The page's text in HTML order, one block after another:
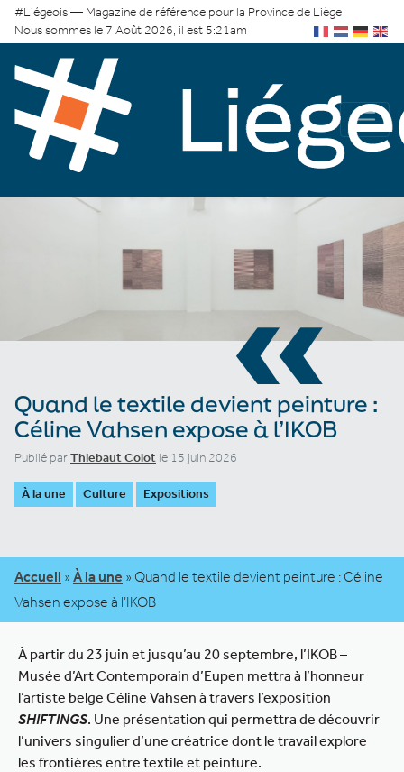
#Liégeois — Magazine de référence pour la Province de Liège
Nous sommes le 7 Août 2026, il est 5:21am
«
Quand le textile devient peinture :
Céline Vahsen expose à l’IKOB
Publié parThiebaut Colot le 15 juin 2026
À la une Culture Expositions
Accueil » À la une » Quand le textile devient peinture : Céline
Vahsen expose à l’IKOB
À partir du 23 juin et jusqu’au 20 septembre, l’IKOB –
Musée d’Art Contemporain d’Eupen mettra à l’honneur
l’artiste belge Céline Vahsen à travers l’exposition
SHIFTINGS. Une présentation qui permettra de découvrir
l’univers singulier d’une créatrice dont le travail explore
les frontières entre textile et peinture.